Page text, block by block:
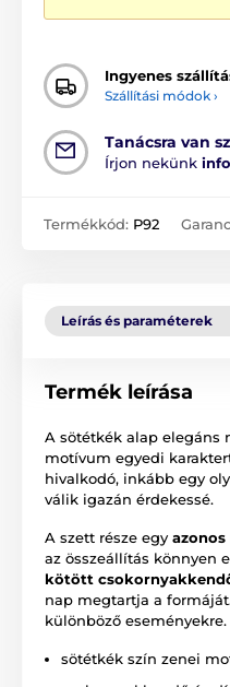
Ingyenes
Szállítási módok ›
Tanácsra van
Írjon nekünk
Termékkód: P92
Leírás és paraméterek
Termék leírása
A sötétkék alap elegáns
motívum egyedi
hivalkodó, inkább egy
válik igazán érdekessé.
A szett része egy
az összeállítás könnyen
kötött
nap megtartja a
különböző eseményekre.
sötétkék szín zenei